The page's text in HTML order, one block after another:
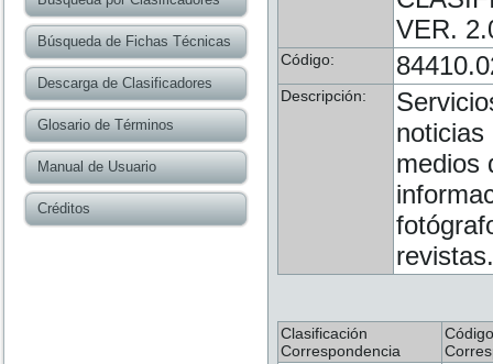
Búsqueda de Fichas Técnicas
Descarga de Clasificadores
Glosario de Términos
Manual de Usuario
Créditos
VER.
Código:
Descripción:
medios
revistas.
Clasificación
Correspondencia
Código